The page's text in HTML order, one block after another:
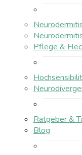
Pflege &
Ratgeber &
Blog